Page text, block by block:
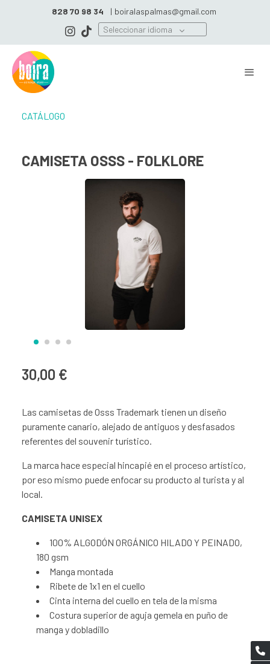
828 70 98 34 | boiralaspalmas@gmail.com
Seleccionar idioma
CATÁLOGO
CAMISETA OSSS - FOLKLORE
30,00 €
Las camisetas de Osss Trademark tienen un diseño
puramente canario, alejado de antiguos y desfasados
referentes del souvenir turístico.
La marca hace especial hincapié en el proceso artístico,
por eso mismo puede enfocar su producto al turista y al
local.
CAMISETA UNISEX
100% ALGODÓN ORGÁNICO HILADO Y PEINADO,
180 gsm
Manga montada
Ribete de 1x1 en el cuello
Cinta interna del cuello en tela de la misma
Costura superior de aguja gemela en puño de
manga y dobladillo